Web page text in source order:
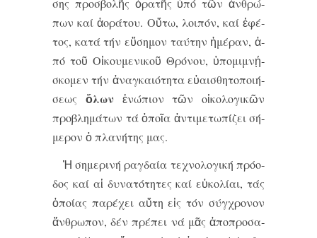
πων καί ἀ­ο­ρά­του. Οὕ­τω, λοι­πόν, καί ἐ­φέ­
τος, κα­τά τήν εὔ­ση­μον ταύ­την ἡ­μέ­ραν, ἀ­
πό τοῦ Οἰ­κου­με­νι­κοῦ Θρό­νου, ὑ­πο­μι­μνῄ­
σκο­μεν τήν ἀ­ναγ­και­ό­τη­τα εὐ­αι­σθη­το­ποι­ή­
σε­ως ὅ­λων ἐ­νώ­πι­ον τῶν οἰ­κο­λο­γι­κῶν
προ­βλη­μά­των τά ὁ­ποῖ­α ἀν­τι­με­τω­πί­ζει σή­
με­ρον ὁ πλα­νή­της μας.
Ἡ ση­με­ρι­νή ρα­γδαί­α τε­χνο­λο­γι­κή πρό­ο­
δος καί αἱ δυ­να­τό­τη­τες καί εὐ­κο­λί­αι, τάς
ὁ­ποί­ας πα­ρέ­χει αὕ­τη εἰς τόν σύγ­χρο­νον
ἄν­θρω­πον, δέν πρέ­πει νά μᾶς ἀ­πο­προ­σα­